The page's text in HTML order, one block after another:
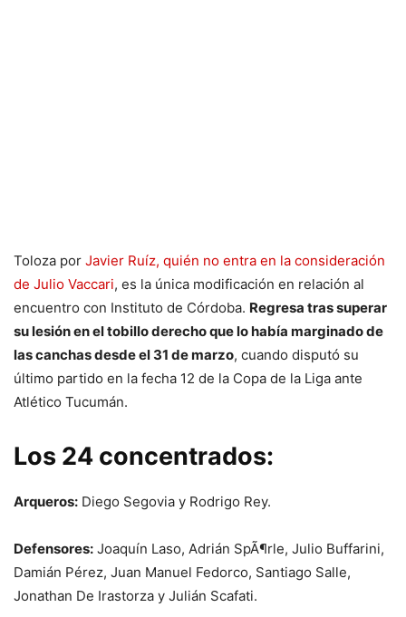
Toloza por Javier Ruíz, quién no entra en la consideración
de Julio Vaccari, es la única modificación en relación al
encuentro con Instituto de Córdoba. Regresa tras superar
su lesión en el tobillo derecho que lo había marginado de
las canchas desde el 31 de marzo, cuando disputó su
último partido en la fecha 12 de la Copa de la Liga ante
Atlético Tucumán.
Los 24 concentrados:
Arqueros: Diego Segovia y Rodrigo Rey.
Defensores: Joaquín Laso, Adrián SpÃ¶rle, Julio Buffarini,
Damián Pérez, Juan Manuel Fedorco, Santiago Salle,
Jonathan De Irastorza y Julián Scafati.